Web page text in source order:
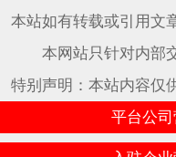
本站如有转载或引用文
本网站只针对内部
特别声明：本站内容仅
平台公